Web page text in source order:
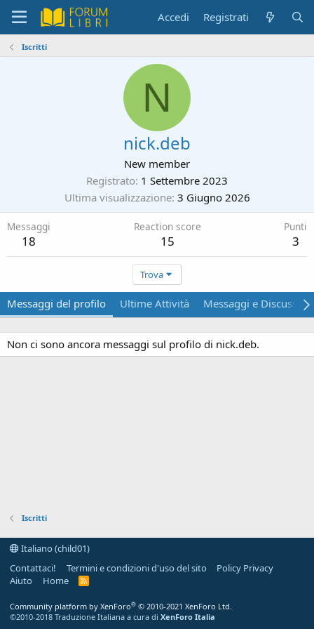
Accedi Registrati
Iscritti
N
nick.deb
New member
Registrato 1 Settembre 2023
Ultima visualizzazione 3 Giugno 2026
Messaggi
18
Reaction score
15
Punti
3
Trova
Messaggi del profilo Ultime Attività Messaggi e
Non ci sono ancora messaggi sul profilo di nick.deb.
Iscritti
Italiano (child01)
Contattaci!
Termini e condizioni d'uso del sito
Policy Privacy
Aiuto
Home
R
Community platform by XenForo® © 2010-2021 XenForo Ltd.
©2010-2018 Traduzione Italiana a cura di XenForo Italia